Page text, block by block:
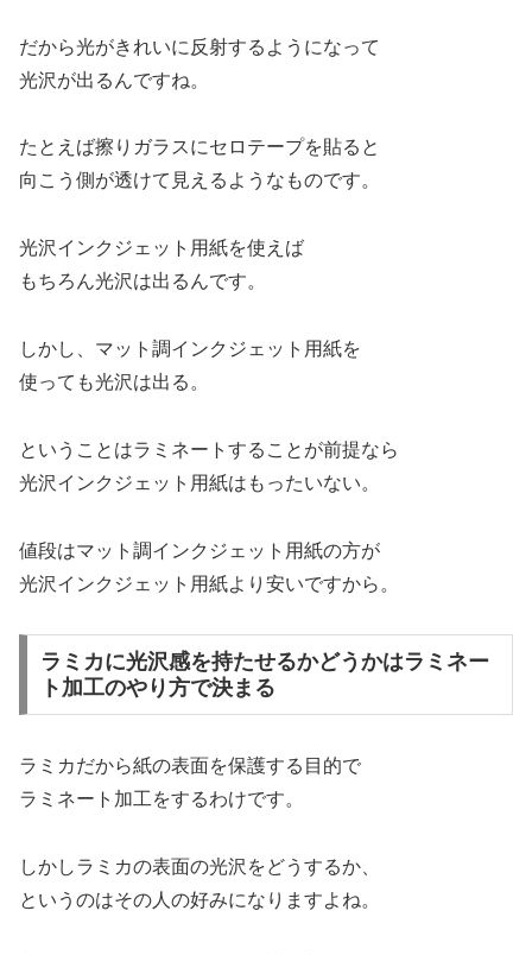
だから光がきれいに反射するようになって
光沢が出るんですね。
たとえば擦りガラスにセロテープを貼ると
向こう側が透けて見えるようなものです。
光沢インクジェット用紙を使えば
もちろん光沢は出るんです。
しかし、マット調インクジェット用紙を
使っても光沢は出る。
ということはラミネートすることが前提なら
光沢インクジェット用紙はもったいない。
値段はマット調インクジェット用紙の方が
光沢インクジェット用紙より安いですから。
ラミカに光沢感を持たせるかどうかはラミネー
ト加工のやり方で決まる
ラミカだから紙の表面を保護する目的で
ラミネート加工をするわけです。
しかしラミカの表面の光沢をどうするか、
というのはその人の好みになりますよね。